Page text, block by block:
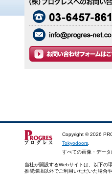
Copyright ©2026
Tokyodoors
すべての画像・データ
当社が開設するWebサイトは、以下の
推奨環境以外でご利用いただいた場合